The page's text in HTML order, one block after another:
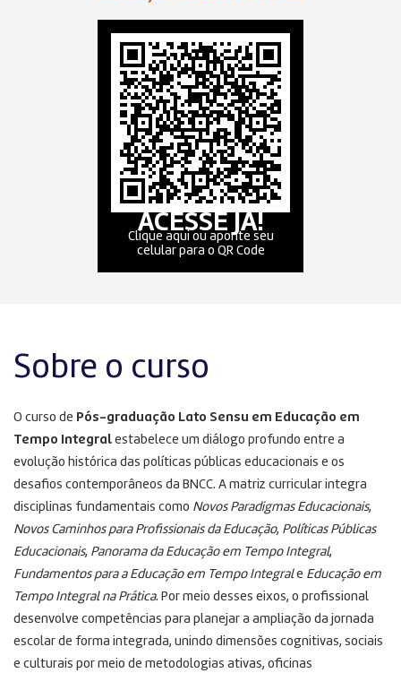
Sobre o curso
O curso de Pós-graduação Lato Sensu em Educação em
Tempo Integral estabelece um diálogo profundo entre a
evolução histórica das políticas públicas educacionais e os
desafios contemporâneos da BNCC. A matriz curricular integra
disciplinas fundamentais como Novos Paradigmas Educacionais,
Novos Caminhos para Profissionais da Educação, Políticas Públicas
Educacionais, Panorama da Educação em Tempo Integral,
Fundamentos para a Educação em Tempo Integrale Educação em
Tempo Integral na Prática. Por meio desses eixos, o profissional
desenvolve competências para planejar a ampliação da jornada
escolar de forma integrada, unindo dimensões cognitivas, sociais
e culturais por meio de metodologias ativas, oficinas
ACESSE JÁ!
Clique aqui ou aponte seu
celular para o QR Code